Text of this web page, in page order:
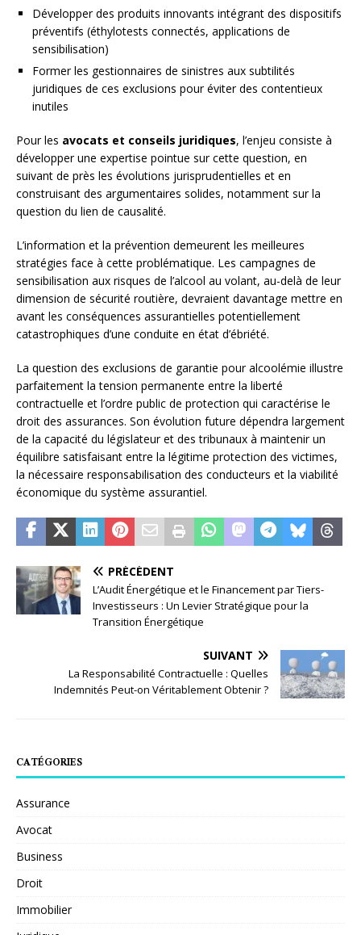
Développer des produits innovants intégrant des dispositifs
préventifs (éthylotests connectés, applications de
sensibilisation)
Former les gestionnaires de sinistres aux subtilités
juridiques de ces exclusions pour éviter des contentieux
inutiles
Pour les avocats et conseils juridiques, l’enjeu consiste à
développer une expertise pointue sur cette question, en
suivant de près les évolutions jurisprudentielles et en
construisant des argumentaires solides, notamment sur la
question du lien de causalité.
L’information et la prévention demeurent les meilleures
stratégies face à cette problématique. Les campagnes de
sensibilisation aux risques de l’alcool au volant, au-delà de leur
dimension de sécurité routière, devraient davantage mettre en
avant les conséquences assurantielles potentiellement
catastrophiques d’une conduite en état d’ébriété.
La question des exclusions de garantie pour alcoolémie illustre
parfaitement la tension permanente entre la liberté
contractuelle et l’ordre public de protection qui caractérise le
droit des assurances. Son évolution future dépendra largement
de la capacité du législateur et des tribunaux à maintenir un
équilibre satisfaisant entre la légitime protection des victimes,
la nécessaire responsabilisation des conducteurs et la viabilité
économique du système assurantiel.
PRÉCÉDENT
L’Audit Énergétique et le Financement par Tiers-
Investisseurs : Un Levier Stratégique pour la
Transition Énergétique
SUIVANT
La Responsabilité Contractuelle : Quelles
Indemnités Peut-on Véritablement Obtenir ?
CATÉGORIES
Assurance
Avocat
Business
Droit
Immobilier